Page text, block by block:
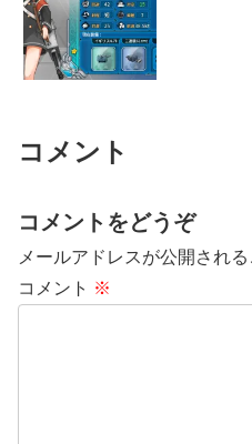
コメント
コメントをどうぞ
メールアドレスが公開される
コメント ※